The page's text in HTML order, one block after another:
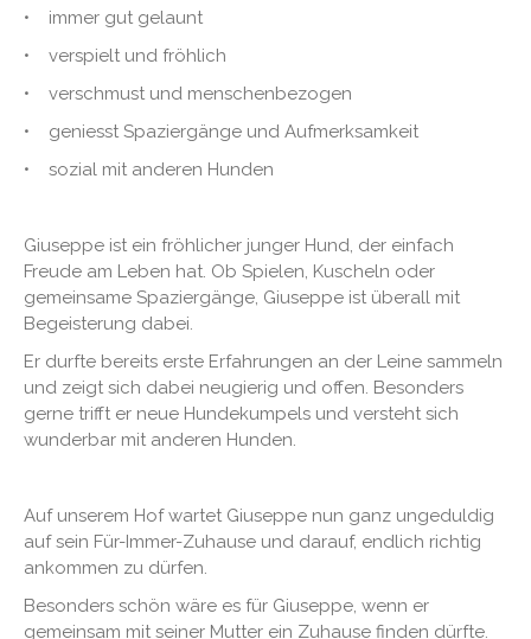
• immer gut gelaunt
• verspielt und fröhlich
• verschmust und menschenbezogen
• geniesst Spaziergänge und Aufmerksamkeit
• sozial mit anderen Hunden
Giuseppe ist ein fröhlicher junger Hund, der einfach
Freude am Leben hat. Ob Spielen, Kuscheln oder
gemeinsame Spaziergänge, Giuseppe ist überall mit
Begeisterung dabei.
Er durfte bereits erste Erfahrungen an der Leine sammeln
und zeigt sich dabei neugierig und offen. Besonders
gerne trifft er neue Hundekumpels und versteht sich
wunderbar mit anderen Hunden.
Auf unserem Hof wartet Giuseppe nun ganz ungeduldig
auf sein Für-Immer-Zuhause und darauf, endlich richtig
ankommen zu dürfen.
Besonders schön wäre es für Giuseppe, wenn er
gemeinsam mit seiner Mutter ein Zuhause finden dürfte.